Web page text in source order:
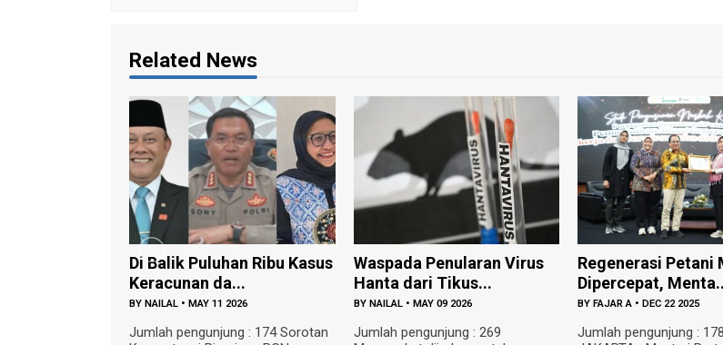
Related News
Waspada Penularan Virus
Hanta dari Tikus...
BY NAILAL •MAY 09 2026
Jumlah pengunjung : 269
Regenerasi Petani Muda
Dipercepat, Menta...
BYFAJAR A •DEC 22 2025
Jumlah pengunjung : 178
Gratis untuk
Tambah Bus ...
BYFAJAR A •DEC 19 2025
Jumlah pengunjung :